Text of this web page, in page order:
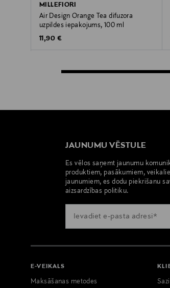
MILLEFIORI
Air Design Orange Tea difuzora
uzpildes iepakojums, 100 ml
Original Price
11,90 €
JAUNUMU VĒSTULE
Es vēlos saņemt jaunumu
produktiem, pasākumiem,
jaunumiem, es dodu piekrišanu
aizsardzības politiku.
E-VEIKALS
Maksāšanas metodes